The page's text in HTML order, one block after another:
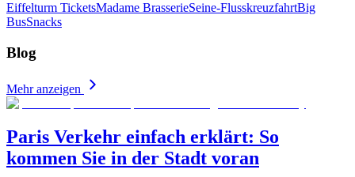
Eiffelturm TicketsMadame BrasserieSeine-FlusskreuzfahrtBig
BusSnacks
Blog
Mehr anzeigen
Paris Verkehr einfach erklärt: So
kommen Sie in der Stadt voran